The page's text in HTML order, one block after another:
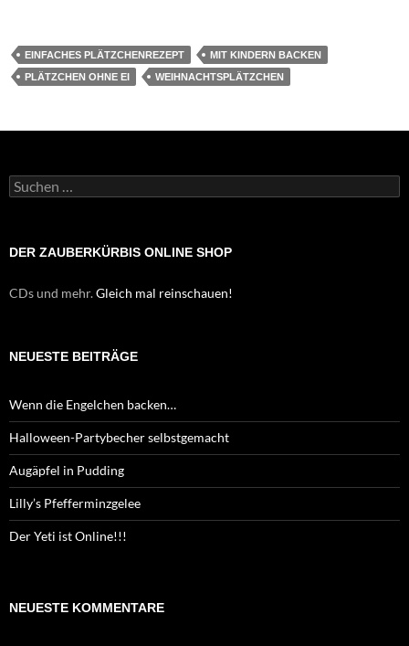
EINFACHES PLÄTZCHENREZEPT
MIT KINDERN BACKEN
PLÄTZCHEN OHNE EI
WEIHNACHTSPLÄTZCHEN
Suchen
nach:
DER ZAUBERKÜRBIS ONLINE SHOP
CDs und mehr.Gleich mal reinschauen!
NEUESTE BEITRÄGE
Wenn die Engelchen backen…
Halloween-Partybecher selbstgemacht
Augäpfel in Pudding
Lilly’s Pfefferminzgelee
Der Yeti ist Online!!!
NEUESTE KOMMENTARE